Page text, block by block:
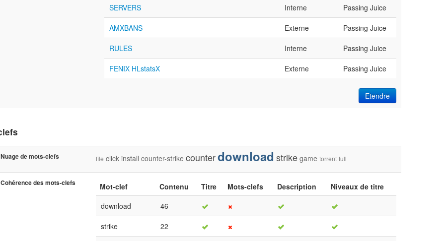
SERVERS Interne Passing Juice
AMXBANS Externe Passing Juice
RULES Interne Passing Juice
FENIX HLstatsX Externe Passing Juice
Etendre
Nuage de mots-clefs file click install counter-strike counterdownload strike game torrent full
Cohérence des mots-clefs Mot-clef Contenu Titre Mots-clefs Description
Niveaux de titre
download
46
strike 22